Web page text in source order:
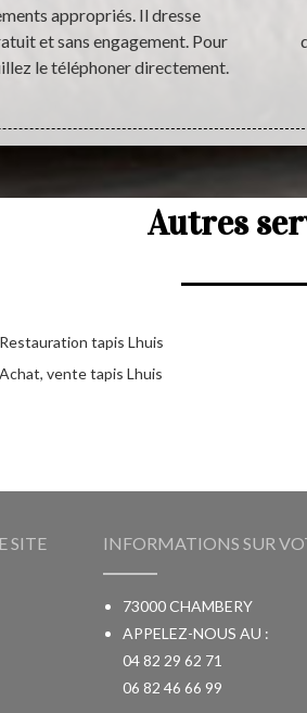
appropriés. Il dresse
et sans engagement. Pour
le téléphoner directement.
Autres
Restauration tapis Lhuis
Achat, vente tapis Lhuis
SITE INFORMATIONS SUR
73000 CHAMBERY
APPELEZ-NOUS AU :
04 82 29 62 71
06 82 46 66 99